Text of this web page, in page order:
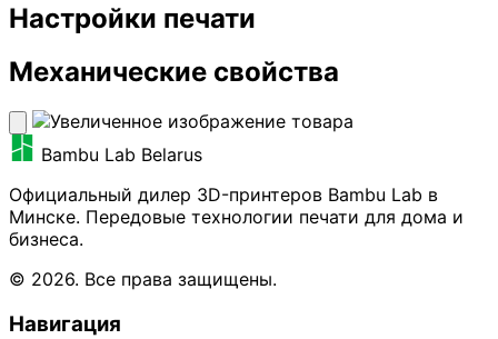
Настройки печати
Механические свойства
Bambu Lab Belarus
Официальный дилер 3D-принтеров Bambu Lab в
Минске. Передовые технологии печати для дома и
бизнеса.
© 2026. Все права защищены.
Навигация